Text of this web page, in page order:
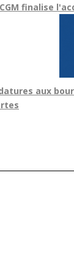
finalise
aux